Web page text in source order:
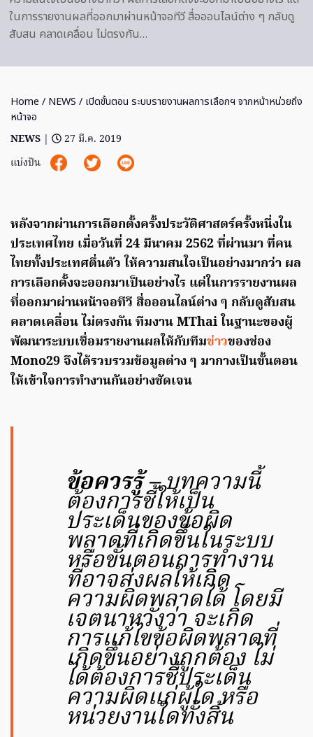
ในการรายงานผลที่ออกมาผ่านหน้าจอทีวี สื่อออนไลน์ต่าง ๆ กลับดู
สับสน คลาดเคลื่อน ไม่ตรงกัน…
Home / NEWS / เปิดขั้นตอน ระบบรายงานผลการเลือกฯ จากหน้าหน่วยถึง
หน้าจอ
NEWS |
27 มี.ค. 2019
แบ่งปัน
หลังจากผ่านการเลือกตั้งครั้งประวัติศาสตร์ครั้งหนึ่งใน
ประเทศไทย เมื่อวันที่ 24 มีนาคม 2562 ที่ผ่านมา ที่คน
ไทยทั้งประเทศตื่นตัว ให้ความสนใจเป็นอย่างมากว่า ผล
การเลือกตั้งจะออกมาเป็นอย่างไร แต่ในการรายงานผล
ที่ออกมาผ่านหน้าจอทีวี สื่อออนไลน์ต่าง ๆ กลับดูสับสน
คลาดเคลื่อน ไม่ตรงกัน ทีมงาน MThai ในฐานะของผู้
พัฒนาระบบเชื่อมรายงานผลให้กับทีมข่าวของช่อง
Mono29 จึงได้รวบรวมข้อมูลต่าง ๆ มากางเป็นขั้นตอน
ให้เข้าใจการทำงานกันอย่างชัดเจน
ข้อควรรู้ –บทความนี้
ต้องการชี้ให้เป็น
ประเด็นของข้อผิด
พลาดที่เกิดขึ้นในระบบ
หรือขั้นตอนการทำงาน
ที่อาจส่งผลให้เกิด
ความผิดพลาดได้ โดยมี
เจตนาหวังว่า จะเกิด
การแก้ไขข้อผิดพลาดที่
เกิดขึ้นอย่างถูกต้อง ไม่
ได้ต้องการชี้ประเด็น
ความผิดแก่ผู้ใด หรือ
หน่วยงานใดทั้งสิ้น